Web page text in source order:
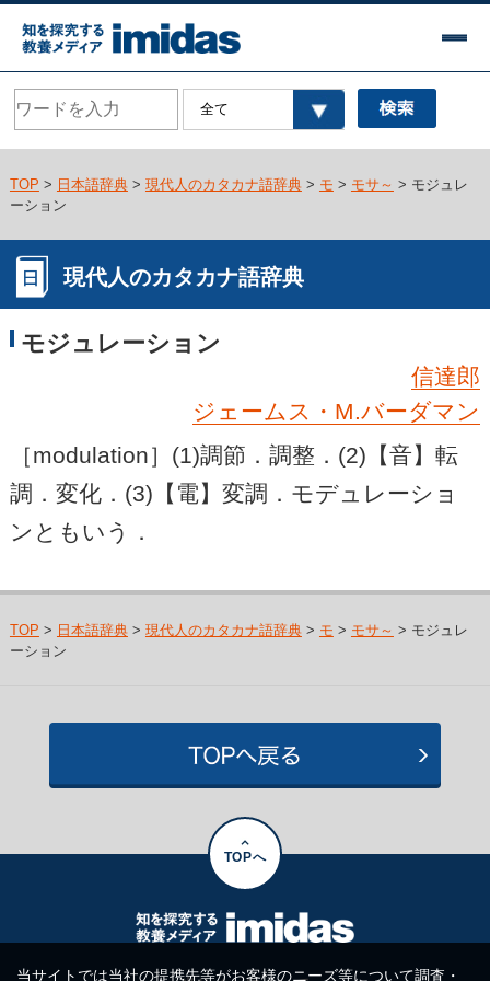
TOP > 日本語辞典> 現代人のカタカナ語辞典> モ > モサ～ > モジュレ
ーション
現代人のカタカナ語辞典
モジュレーション
信達郎
ジェームス・M.バーダマン
［modulation］(1)調節．調整．(2)【音】転
調．変化．(3)【電】変調．モデュレーショ
ンともいう．
TOP > 日本語辞典> 現代人のカタカナ語辞典> モ > モサ～ > モジュレ
ーション
TOPへ
当サイトでは当社の提携先等がお客様のニーズ等について調査・